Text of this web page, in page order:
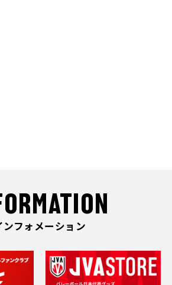
ンフォメーション